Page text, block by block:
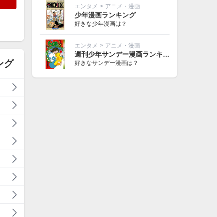
グ
エンタメ > アニメ・漫画
少年漫画ランキング
好きな少年漫画は？
エンタメ > アニメ・漫画
週刊少年サンデー漫画ランキング
好きなサンデー漫画は？